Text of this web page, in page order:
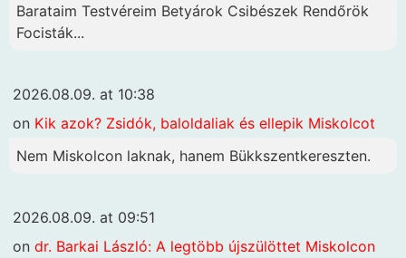
Barataim Testvéreim Betyárok Csibészek Rendőrök
Focisták...
2026.08.09. at 10:38
on Kik azok? Zsidók, baloldaliak és ellepik Miskolcot
Nem Miskolcon laknak, hanem Bükkszentkereszten.
2026.08.09. at 09:51
on dr. Barkai László: A legtöbb újszülöttet Miskolcon